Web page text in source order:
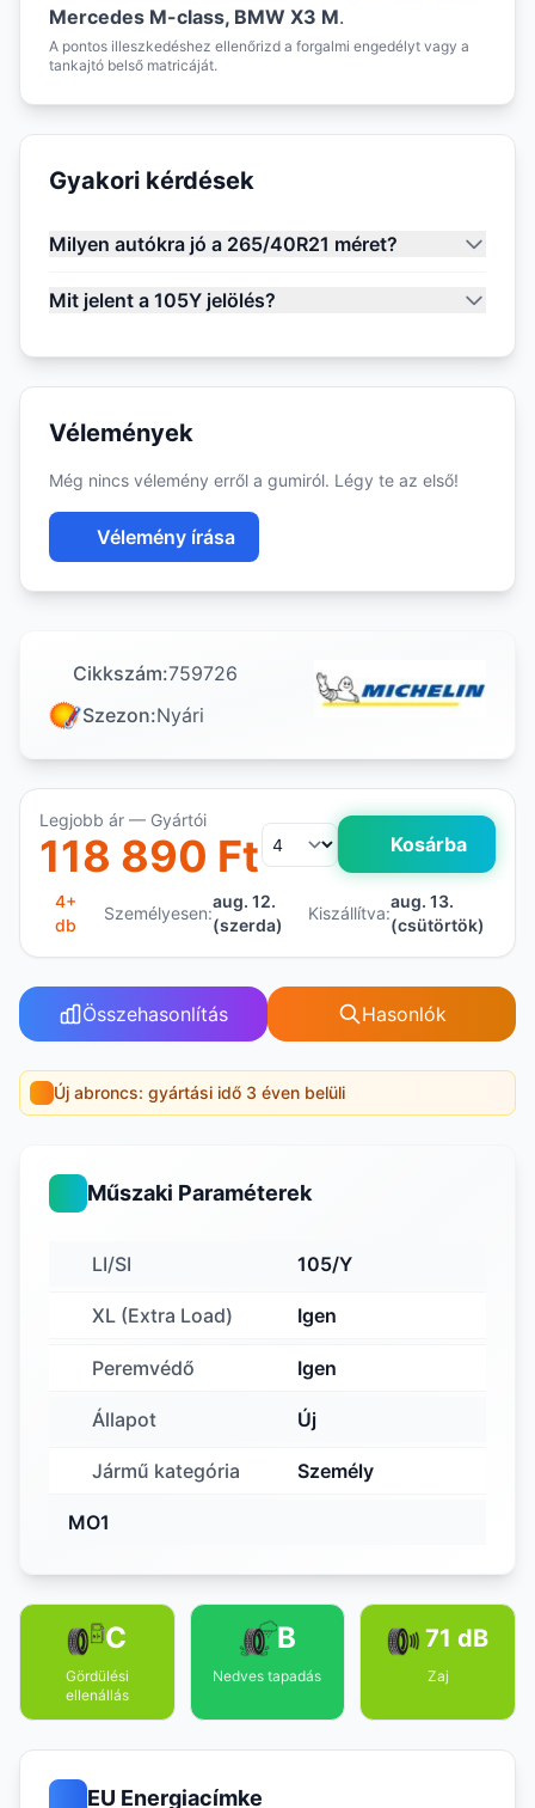
Mercedes M-class, BMW X3 M.
A pontos illeszkedéshez ellenőrizd a forgalmi engedélyt vagy a
tankajtó belső matricáját.
Gyakori kérdések
Milyen autókra jó a 265/40R21 méret?
Mit jelent a 105Y jelölés?
Vélemények
Még nincs vélemény erről a gumiról. Légy te az első!
Vélemény írása
Cikkszám:759726
Szezon:Nyári
Legjobb ár — Gyártói
118 890 Ft Kosárba
4+
db
Személyesen:
aug. 12.
(szerda)
Kiszállítva:
aug. 13.
(csütörtök)
Összehasonlítás Hasonlók
Új abroncs: gyártási idő 3 éven belüli
Műszaki Paraméterek
LI/SI 105/Y
XL (Extra Load) Igen
Peremvédő Igen
Állapot Új
Jármű kategória Személy
MO1
C
Gördülési
ellenállás
B
Nedves tapadás
71 dB
Zaj
EU Energiacímke